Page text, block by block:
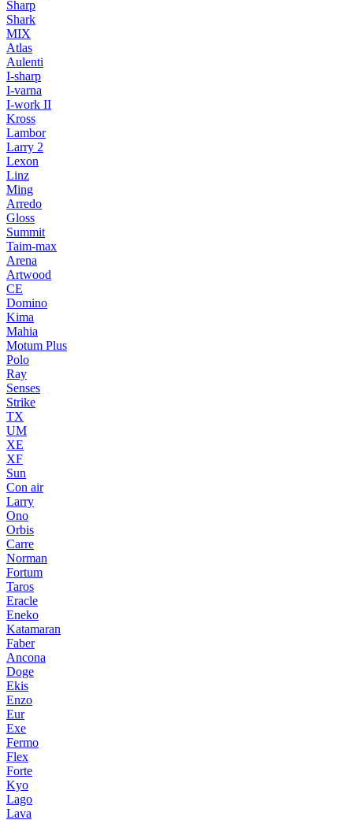
Sharp
Shark
MIX
Atlas
Aulenti
I-sharp
I-varna
I-work II
Kross
Lambor
Larry 2
Lexon
Linz
Ming
Arredo
Gloss
Summit
Taim-max
Arena
Artwood
CE
Domino
Kima
Mahia
Motum Plus
Polo
Ray
Senses
Strike
TX
UM
XE
XF
Sun
Con air
Larry
Ono
Orbis
Carre
Norman
Fortum
Taros
Eracle
Eneko
Katamaran
Faber
Ancona
Doge
Ekis
Enzo
Eur
Exe
Fermo
Flex
Forte
Kyo
Lago
Lava